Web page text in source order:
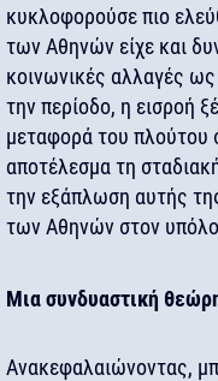
κυκλοφορούσε πιο
των Αθηνών είχε και
κοινωνικές αλλαγές
την περίοδο, η εισροή
μεταφορά του πλούτου
αποτέλεσμα τη
την εξάπλωση αυτής
των Αθηνών στον
Μια συνδυαστική
Ανακεφαλαιώνοντας,